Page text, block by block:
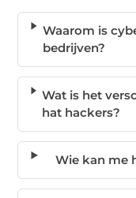
Waarom is
bedrijven?
Wat is het
hat hackers?
Wie kan me